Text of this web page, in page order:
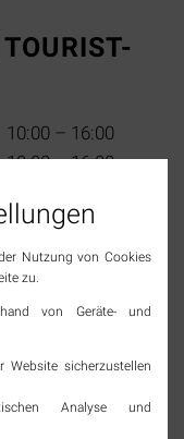
10:00 – 16:00
10:00 – 16:00
10:00 – 16:00
– 16:00
10:00 – 13:00
geschlossen
folgen und
Nutzung von Cookies
zu.
von Geräte- und
Website sicherzustellen
Analyse und